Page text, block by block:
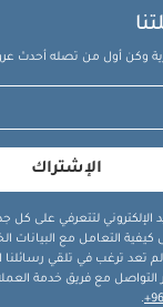
وكن أول من تصله أحدث
الإشتراك
الإلكتروني لتتعرفي على كل
كيفية التعامل مع البيانات
لم تعد ترغب في تلقي رسائلنا
مع فريق خدمة العملاء
.